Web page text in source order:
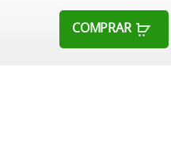
COMPRAR